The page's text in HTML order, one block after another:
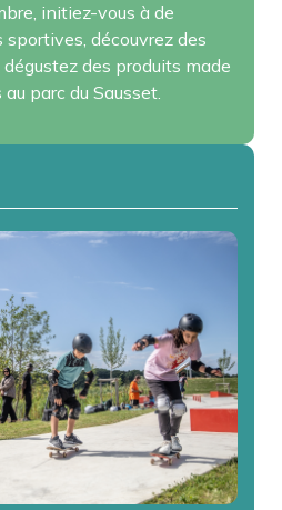
initiez-vous à de
découvrez des
des produits made
parc du Sausset.